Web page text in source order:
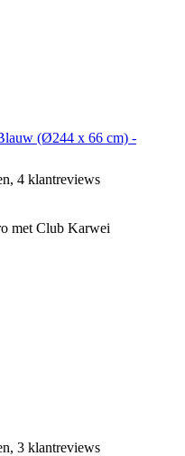
(Ø244 x 66 cm) -
4 klantreviews
met Club Karwei
3 klantreviews